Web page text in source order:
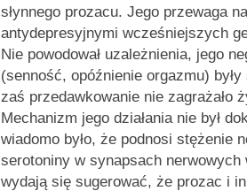
słynnego prozacu. Jego przewaga
antydepresyjnymi wcześniejszych
Nie powodował uzależnienia, jego
(senność, opóźnienie orgazmu)
zaś przedawkowanie nie zagrażało
Mechanizm jego działania nie był
wiadomo było, że podnosi stężenie
serotoniny w synapsach nerwowych
wydają się sugerować, że prozac i